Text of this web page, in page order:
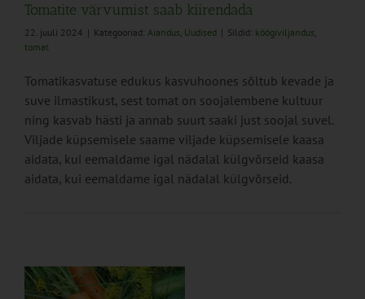
Tomatite värvumist saab kiirendada
22. juuli 2024 | Kategooriad: Aiandus, Uudised | Sildid: köögiviljandus,
tomat
Tomatikasvatuse edukus kasvuhoones sõltub kevade ja
suve ilmastikust, sest tomat on soojalembene kultuur
ning kasvab hästi ja annab suurt saaki just soojal suvel.
Viljade küpsemisele saame viljade küpsemisele kaasa
aidata, kui eemaldame igal nädalal külgvõrseid kaasa
aidata, kui eemaldame igal nädalal külgvõrseid.